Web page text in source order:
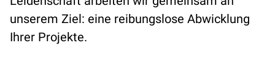
unserem Ziel: eine reibungslose Abwicklung
Ihrer Projekte.